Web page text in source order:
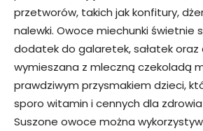
przetworów, takich jak konfitury,
nalewki. Owoce miechunki świetnie
dodatek do galaretek, sałatek oraz
wymieszana z mleczną czekoladą
prawdziwym przysmakiem dzieci,
sporo witamin i cennych dla zdrowia
Suszone owoce można